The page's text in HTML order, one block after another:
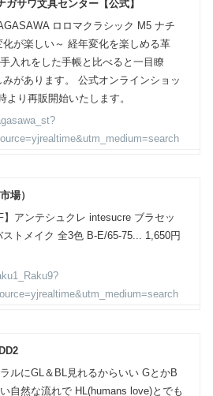
ガサワ文具センター【公式】
ロロマクラシック M5 ナチ
化が楽しい～ 経年変化を楽しめる革
入れをした手帳と比べると一目瞭
があります。 公式オンラインショッ
より再販開始いたします。
場）
】アンテシュクレ intesucre ブラセッ
ストメイク 全3色 B-E/65-75... 1,650円
ルにGL＆BL見れるからいい GとかB
自然な流れで HL(humans love)とでも